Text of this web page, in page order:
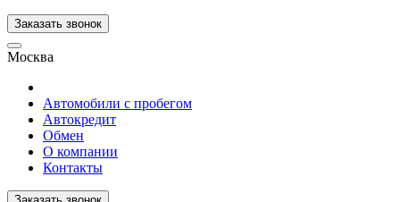
Заказать звонок
Москва
Автомобили с пробегом
Автокредит
Обмен
О компании
Контакты